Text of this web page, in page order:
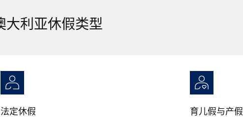
大利亚休假类型
法定休假 育儿假与产假